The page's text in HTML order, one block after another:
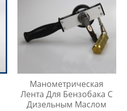
Манометрическая
Лента Для Бензобака С
Дизельным Маслом